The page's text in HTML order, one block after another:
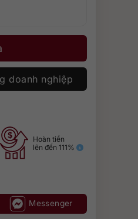
doanh nghiệp
Hoàn tiền
lên đến 111%
Messenger